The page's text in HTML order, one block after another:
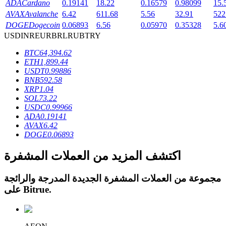
القروض
خدمة الاقتراض المدعومة بالعملات المشفرة
ADACardano 0.19141 18.22 0.16579 0.98099
AVAXAvalanche 6.42 611.68 5.56 32.91
DOGEDogecoin 0.06893 6.56 0.05970 0.35328
USDINREURBRLRUBTRY
BTC64,394.62
ETH1,899.44
USDT0.99886
BNB592.58
XRP1.04
SOL73.22
USDC0.99966
ADA0.19141
AVAX6.42
DOGE0.06893
اكتشف المزيد من العملات المشفرة
مجموعة من العملات المشفرة الجديدة المدرجة والرائجة
Bitrue.